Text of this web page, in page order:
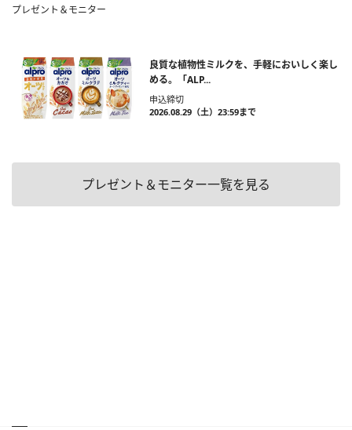
プレゼント＆モニター
良質な植物性ミルクを、手軽においしく楽し
める。「ALP...
申込締切
2026.08.29（土）23:59まで
プレゼント＆モニター一覧を見る